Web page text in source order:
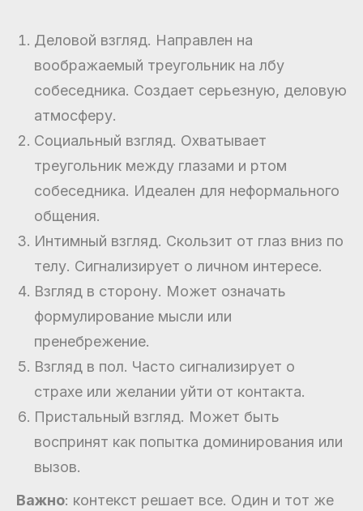
Деловой взгляд. Направлен на
воображаемый треугольник на лбу
собеседника. Создает серьезную, деловую
атмосферу.
Социальный взгляд. Охватывает
треугольник между глазами и ртом
собеседника. Идеален для неформального
общения.
Интимный взгляд. Скользит от глаз вниз по
телу. Сигнализирует о личном интересе.
Взгляд в сторону. Может означать
формулирование мысли или
пренебрежение.
Взгляд в пол. Часто сигнализирует о
страхе или желании уйти от контакта.
Пристальный взгляд. Может быть
воспринят как попытка доминирования или
вызов.
Важно: контекст решает все. Один и тот же